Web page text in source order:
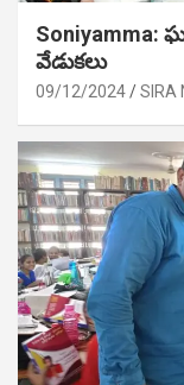
వేడుక‌లు
09/12/2024 SIRA